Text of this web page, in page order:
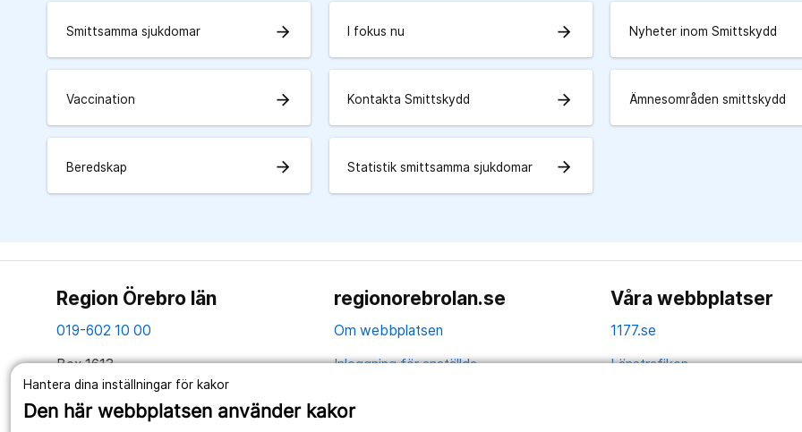
Hantera dina inställningar för kakor
Den här webbplatsen använder kakor
Smittsamma sjukdomar arrow_forward I fokus nu arrow_forward Nyheter inom Smittskydd
Vaccination arrow_forward Kontakta Smittskydd arrow_forward Ämnesområden smittskydd
Beredskap arrow_forward Statistik smittsamma sjukdomar arrow_forward
Region Örebro län
019-602 10 00
Box 1613
701 16 Örebro
Tillsammans skapar vi ett bättre liv
regionorebrolan.se
Om webbplatsen
Inloggning för anställda
Våra webbplatser
1177.se
Länstrafiken